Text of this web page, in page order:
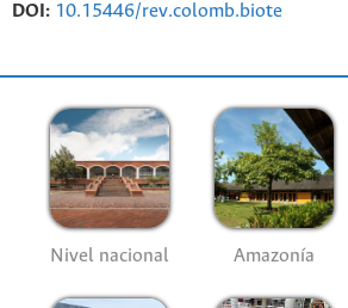
DOI: 10.15446/rev.colomb.biote
Nivel nacional Amazonía